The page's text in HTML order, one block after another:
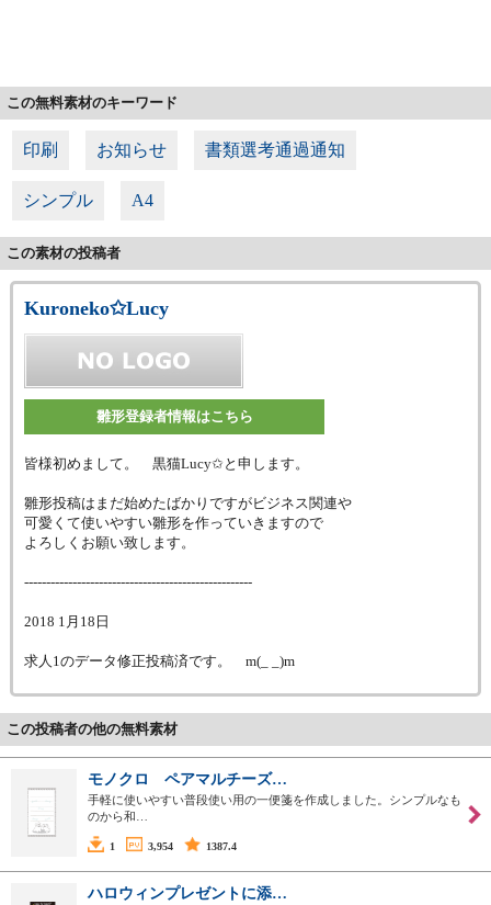
この無料素材のキーワード
印刷 お知らせ 書類選考通過通知
シンプル A4
この素材の投稿者
Kuroneko✩Lucy
雛形登録者情報はこちら
皆様初めまして。 黒猫Lucy✩と申します。
雛形投稿はまだ始めたばかりですがビジネス関連や
可愛くて使いやすい雛形を作っていきますので
よろしくお願い致します。
----------------------------------------------------
2018 1月18日
求人1のデータ修正投稿済です。 m(_ _)m
この投稿者の他の無料素材
モノクロ ペアマルチーズ…
手軽に使いやすい普段使い用の一便箋を作成しました。シンプルなも
のから和…
1 3,954 1387.4
ハロウィンプレゼントに添…